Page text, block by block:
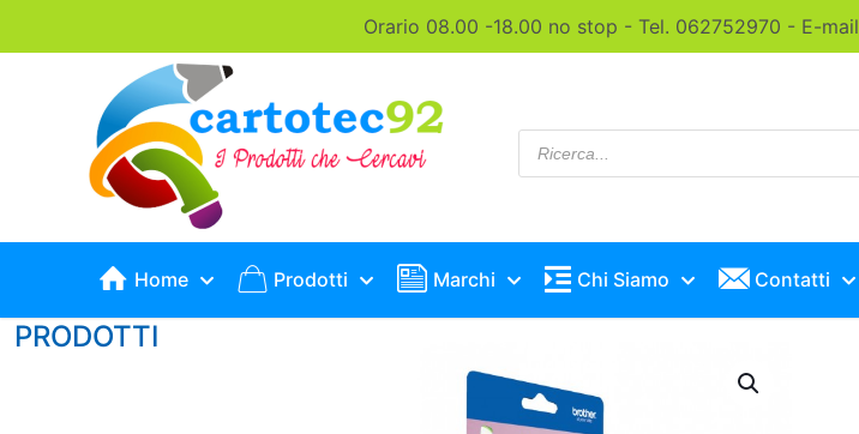
Orario 08.00 -18.00 no stop - Tel. 062752970 - E-
Products
search
Home Prodotti Marchi Chi Siamo Contatti
PRODOTTI